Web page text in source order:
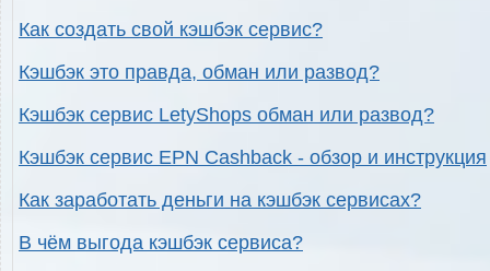
Как создать свой кэшбэк сервис?
Кэшбэк это правда, обман или развод?
Кэшбэк сервис LetyShops обман или развод?
Кэшбэк сервис EPN Cashback - обзор и инструкция
Как заработать деньги на кэшбэк сервисах?
В чём выгода кэшбэк сервиса?